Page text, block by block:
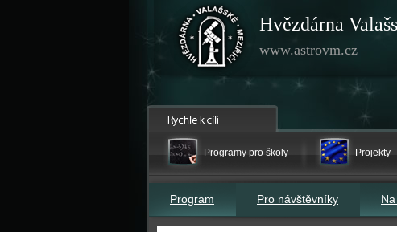
Hvězdárna
www.astrovm.cz
Programy pro školy Projekty
Program Pro návštěvníky